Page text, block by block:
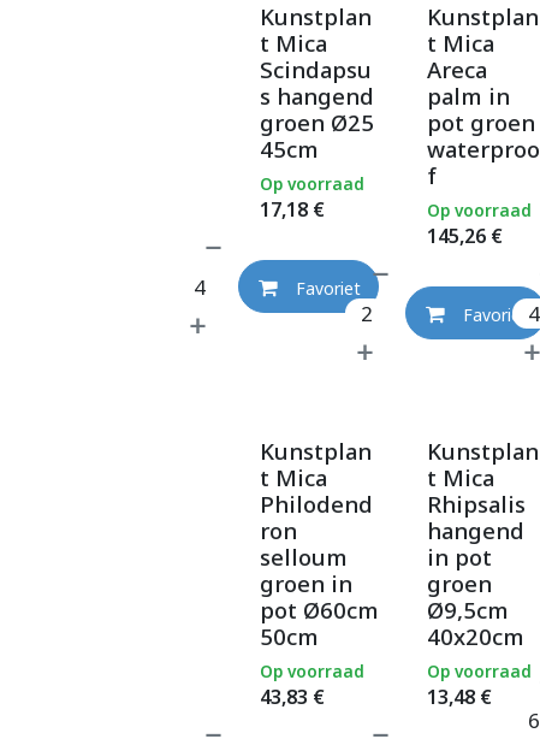
Kunstplan
t Mica
Scindapsu
s hangend
groen Ø25
45cm
17,18 €
Op voorraad
Favoriet
Kunstplan
t Mica
Areca
palm in
pot groen
waterproo
f
145,26€
Op voorraad
Favoriet
Kunstplan
t Mica
Philodend
ron
selloum
groen in
pot Ø60cm
50cm
43,83 €
Op voorraad
Kunstplan
t Mica
Rhipsalis
hangend
in pot
groen
Ø9,5cm
40x20cm
13,48€
Op voorraad